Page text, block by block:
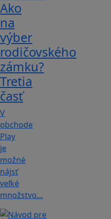
Ako
na
výber
rodičovského
zámku?
Tretia
časť
V
obchode
Play
je
možné
nájsť
veľké
množstvo…